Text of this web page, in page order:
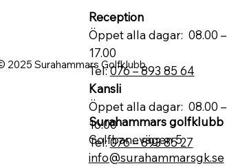
Reception
Öppet alla dagar: 08.00 –
17.00
Tel:076 – 893 85 64
Kansli
Öppet alla dagar: 08.00 –
16.00
Tel:076 – 893 85 27
Surahammars golfklubb
Golfbanevägen 5
info@surahammarsgk.se
2025 Surahammars Golfklubb